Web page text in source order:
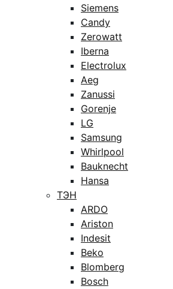
Siemens
Candy
Zerowatt
Iberna
Electrolux
Aeg
Zanussi
Gorenje
LG
Samsung
Whirlpool
Bauknecht
Hansa
ТЭН
ARDO
Ariston
Indesit
Beko
Blomberg
Bosch